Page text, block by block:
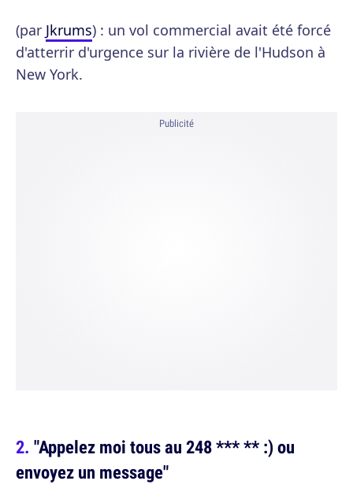
(par Jkrums) : un vol commercial avait été forcé
d'atterrir d'urgence sur la rivière de l'Hudson à
New York.
Publicité
"Appelez moi tous au 248 *** ** :) ou
envoyez un message"